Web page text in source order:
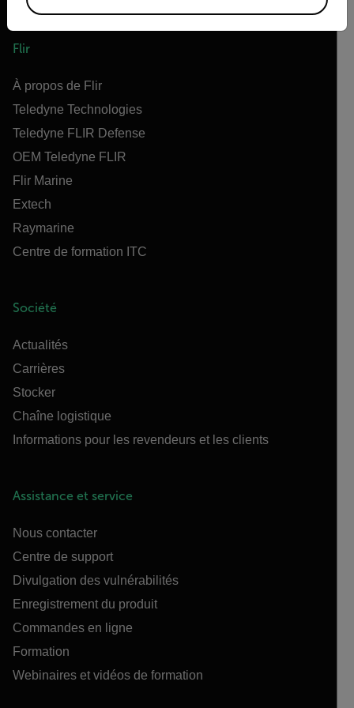
Flir
À propos de Flir
Teledyne Technologies
Teledyne FLIR Defense
OEM Teledyne FLIR
Flir Marine
Extech
Raymarine
Centre de formation ITC
Société
Actualités
Carrières
Stocker
Chaîne logistique
Informations pour les revendeurs et les clients
Assistance et service
Nous contacter
Centre de support
Divulgation des vulnérabilités
Enregistrement du produit
Commandes en ligne
Formation
Webinaires et vidéos de formation